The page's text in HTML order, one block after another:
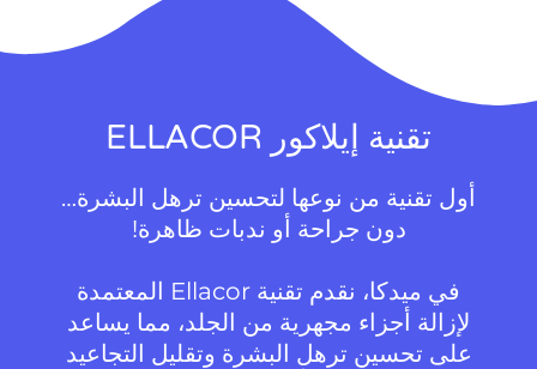
تقنية إيلاكور ELLACOR
أول تقنية من نوعها لتحسين ترهل البشرة…
دون جراحة أو ندبات ظاهرة!
في ميدكا، نقدم تقنية Ellacor المعتمدة
لإزالة أجزاء مجهرية من الجلد، مما يساعد
على تحسين ترهل البشرة وتقليل التجاعيد